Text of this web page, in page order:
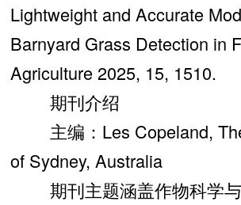
Lightweight and Accurate
Barnyard Grass Detection in
Agriculture 2025, 15, 1510.
期刊介绍
主编：Les Copeland,
of Sydney, Australia
期刊主题涵盖作物科学与